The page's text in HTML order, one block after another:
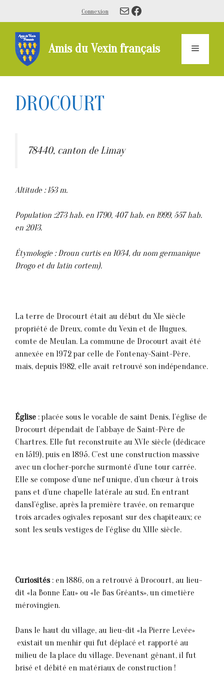
contenu
Connexion E-mailFacebook
Amis du Vexin français Menu
DROCOURT
78440, canton de Limay
Altitude : l53 m.
Population :273 hab. en 1790, 407 hab. en l999, 557 hab.
en 2013.
Étymologie : Droun curtis en 1034, du nom germanique
Drogo et du latin cortem).
La terre de Drocourt était au début du XIe siècle
propriété de Dreux, comte du Vexin et de Hugues,
comte de Meulan. La commune de Drocourt avait été
annexée en 1972 par celle de Fontenay-Saint-Père,
mais, depuis 1982, elle avait retrouvé son indépendance.
Église : placée sous le vocable de saint Denis, l’église de
Drocourt dépendait de l’abbaye de Saint-Père de
Chartres. Elle fut reconstruite au XVIe siècle (dédicace
en 1519), puis en 1895. C’est une construction massive
avec un clocher-porche surmonté d’une tour carrée.
Elle se compose d’une nef unique, d’un chœur à trois
pans et d’une chapelle latérale au sud. En entrant
dans1’église, après la première travée, on remarque
trois arcades ogivales reposant sur des chapiteaux; ce
sont les seuls vestiges de l’église du XIIIe siècle.
Curiosités: en 1886, on a retrouvé à Drocourt, au lieu-
dit «la Bonne Eau» ou «le Bas Gréants», un cimetière
mérovingien.
Dans le haut du village, au lieu-dit «la Pierre Levée»
existait un menhir qui fut déplacé et rapporté au
milieu de la place du village. Devenant gênant, il fut
brisé et débité en matériaux de construction !